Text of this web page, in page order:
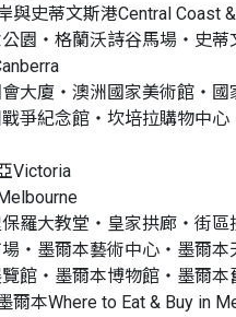
與史蒂文斯港Central Coast
公園‧格蘭沃詩谷馬場‧史蒂
大廈‧澳洲國家美術館‧
爭紀念館‧坎培拉購物中
Victoria
羅大教堂‧皇家拱廊‧街
場‧墨爾本藝術中心‧墨爾
覽館‧墨爾本博物館‧墨爾
爾本Where to Eat & Buy in